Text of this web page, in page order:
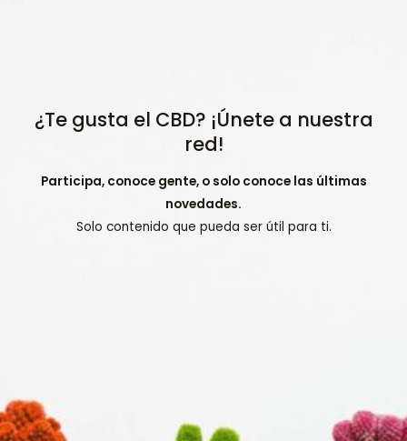
¿Te gusta el CBD? ¡Únete a nuestra
red!
Participa, conoce gente, o solo conoce las últimas
novedades.
Solo contenido que pueda ser útil para ti.